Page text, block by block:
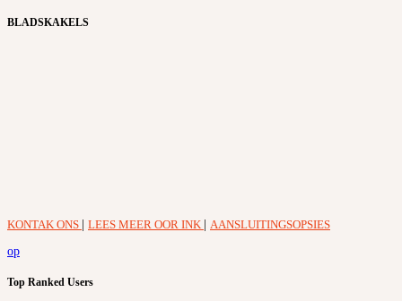
BLADSKAKELS
KONTAK ONS LEES MEER OOR INK
AANSLUITINGSOPSIES
op
Top Ranked Users